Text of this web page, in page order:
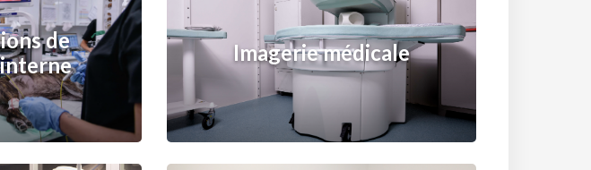
de
Imagerie médicale